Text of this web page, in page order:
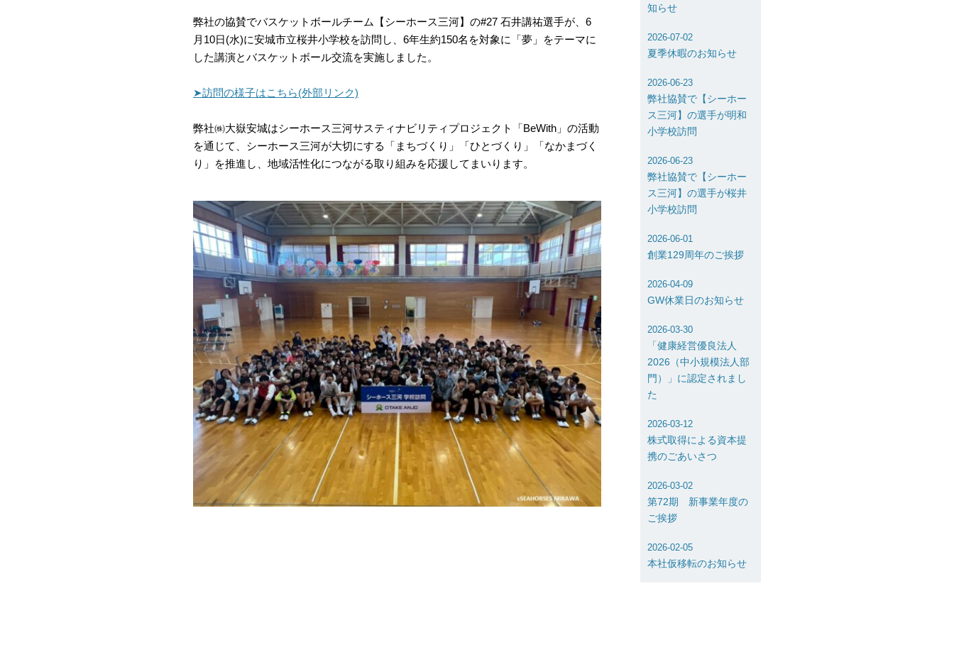
弊社の協賛でバスケットボールチーム【シーホース三河】の#27 石井講祐選手が、6
月10日(水)に安城市立桜井小学校を訪問し、6年生約150名を対象に「夢」をテーマに
した講演とバスケットボール交流を実施しました。
➤訪問の様子はこちら(外部リンク)
弊社㈱大嶽安城はシーホース三河サスティナビリティプロジェクト「BeWith」の活動
を通じて、シーホース三河が大切にする「まちづくり」「ひとづくり」「なかまづく
り」を推進し、地域活性化につながる取り組みを応援してまいります。
知らせ
2026-07-02
夏季休暇のお知らせ
2026-06-23
弊社協賛で【シーホー
ス三河】の選手が明和
小学校訪問
2026-06-23
弊社協賛で【シーホー
ス三河】の選手が桜井
小学校訪問
2026-06-01
創業129周年のご挨拶
2026-04-09
GW休業日のお知らせ
2026-03-30
「健康経営優良法人
2026（中小規模法人部
門）」に認定されまし
た
2026-03-12
株式取得による資本提
携のごあいさつ
2026-03-02
第72期 新事業年度の
ご挨拶
2026-02-05
本社仮移転のお知らせ